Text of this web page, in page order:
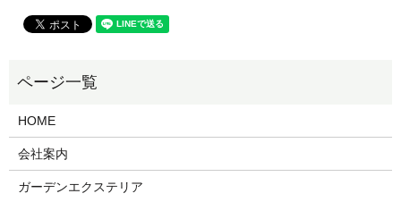
HOME
会社案内
ガーデンエクステリア